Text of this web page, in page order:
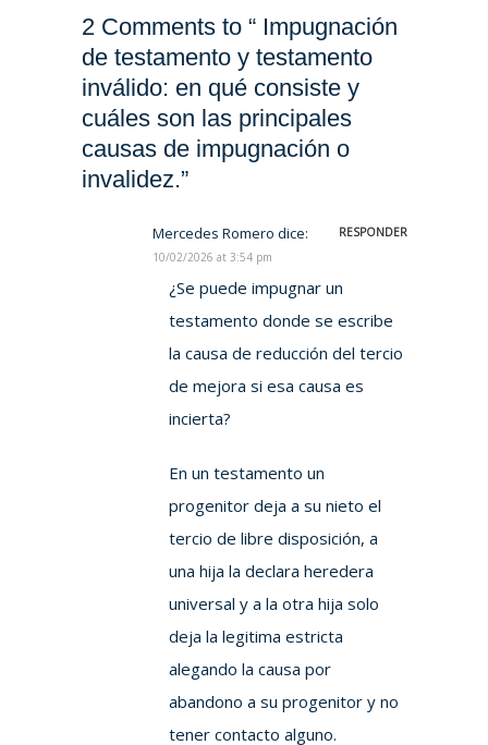
2 Comments to “ Impugnación
de testamento y testamento
inválido: en qué consiste y
cuáles son las principales
causas de impugnación o
invalidez.”
Mercedes Romero dice:
RESPONDER
10/02/2026 at 3:54 pm
¿Se puede impugnar un
testamento donde se escribe
la causa de reducción del tercio
de mejora si esa causa es
incierta?
En un testamento un
progenitor deja a su nieto el
tercio de libre disposición, a
una hija la declara heredera
universal y a la otra hija solo
deja la legitima estricta
alegando la causa por
abandono a su progenitor y no
tener contacto alguno.